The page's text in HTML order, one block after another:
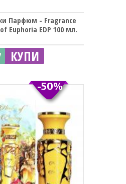
Парфюм - Fragrance
Euphoria EDP 100 мл.
КУПИ
-50%